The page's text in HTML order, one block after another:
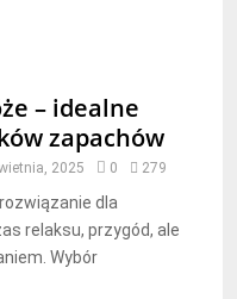
– idealne
zapachów
2025 0 279
dla
relaksu, przygód, ale
Wybór